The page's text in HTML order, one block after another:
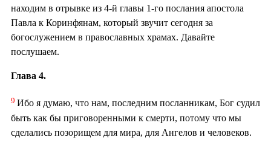
находим в отрывке из 4-й главы 1-го послания апостола
Павла к Коринфянам, который звучит сегодня за
богослужением в православных храмах. Давайте
послушаем.
Глава 4.
9 Ибо я думаю, что нам, последним посланникам, Бог судил
быть как бы приговоренными к смерти, потому что мы
сделались позорищем для мира, для Ангелов и человеков.